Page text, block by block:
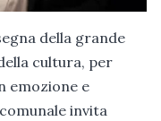
della grande
cultura, per
emozione e
invita